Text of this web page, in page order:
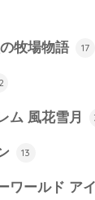
牧場物語 17
ム 風花雪月
13
ワールド ア